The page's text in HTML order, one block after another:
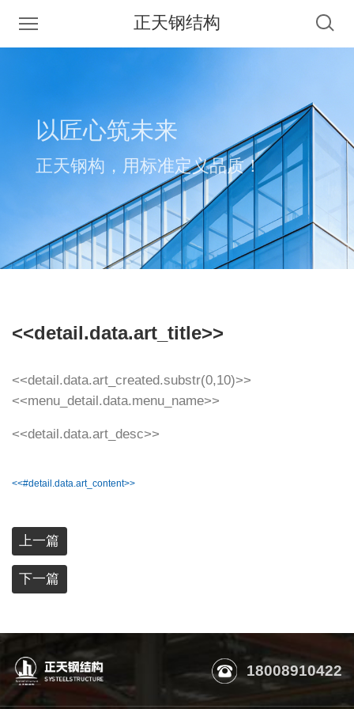
正天钢结构
以匠心筑未来
正天钢构，用标准定义品质！
<<detail.data.art_title>>
<<detail.data.art_created.substr(0,10)>>
<<menu_detail.data.menu_name>>
<<detail.data.art_desc>>
<<#detail.data.art_content>>
上一篇
下一篇
18008910422